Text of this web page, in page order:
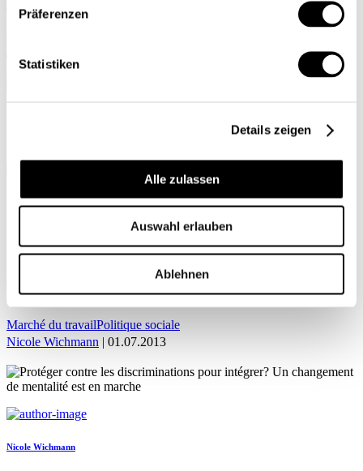
Präferenzen
Statistiken
Details zeigen
Alle zulassen
Auswahl erlauben
Ablehnen
Mon profil
ACCUEIL
Nicole Wichmann
Protéger contre les discriminations pour intégrer?
Un changement de mentalité est en marche
Marché du travailPolitique sociale
Nicole Wichmann | 01.07.2013
Nicole Wichmann